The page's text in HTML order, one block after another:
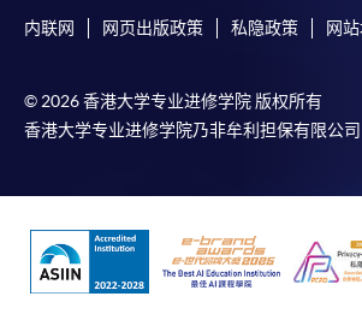
内联网 网页出版政策 私隐政策 网
© 2026 香港大学专业进修学院 版权所有
香港大学专业进修学院乃非牟利担保有限公司